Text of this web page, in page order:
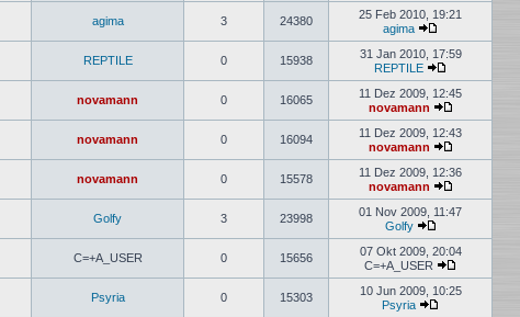
Beitrag
agima 3 24380
25 Feb 2010, 19:21
agima
Neuester
Beitrag
REPTILE 0 15938
31 Jan 2010, 17:59
REPTILE
Neuester
Beitrag
novamann 0 16065
11 Dez 2009, 12:45
novamann
Neuester
Beitrag
novamann 0 16094
11 Dez 2009, 12:43
novamann
Neuester
Beitrag
novamann 0 15578
11 Dez 2009, 12:36
novamann
Neuester
Beitrag
Golfy 3 23998
01 Nov 2009, 11:47
Golfy
Neuester
Beitrag
C=+A_USER 0 15656
07 Okt 2009, 20:04
C=+A_USER
Neuester
Beitrag
Psyria 0 15303
10 Jun 2009, 10:25
Psyria